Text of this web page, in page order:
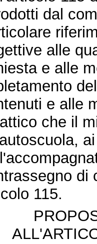
dal
alle
e alle
e alle
che il
di
115.